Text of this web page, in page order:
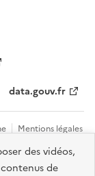
des vidéos,
de
data.gouv.fr
Mentions légales
et sites utiles